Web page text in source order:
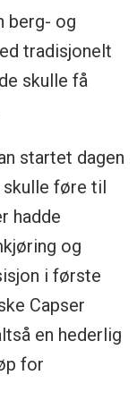
berg- og
tradisjonelt
skulle få
startet dagen
skulle føre til
hadde
og
i første
Capser
en hederlig
for